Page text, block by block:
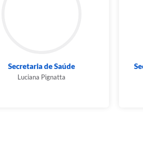
de Desenvolvimento
Social e...